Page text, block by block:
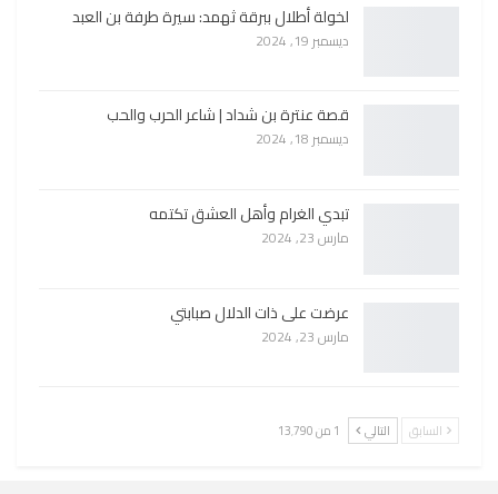
لخولة أطلال ببرقة ثهمد: سيرة طرفة بن العبد
ديسمبر 19, 2024
قصة عنترة بن شداد | شاعر الحرب والحب
ديسمبر 18, 2024
تبدي الغرام وأهل العشق تكتمه
مارس 23, 2024
عرضت على ذات الدلال صبابتي
مارس 23, 2024
السابق التالي 1 من 13٬790